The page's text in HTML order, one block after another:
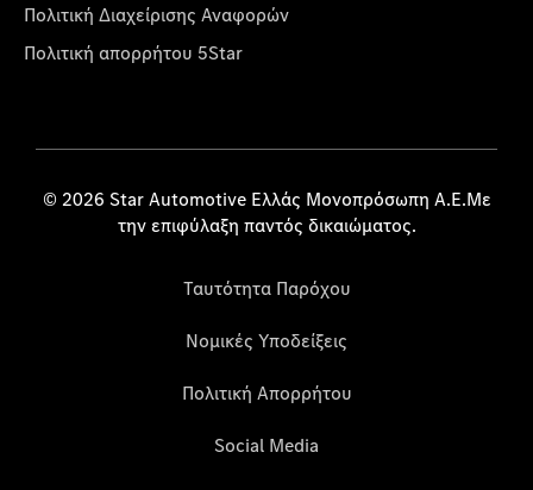
Πολιτική Διαχείρισης Αναφορών
Πολιτική απορρήτου 5Star
© 2026 Star Automotive Ελλάς Μονοπρόσωπη Α.Ε.Με
την επιφύλαξη παντός δικαιώματος.
Ταυτότητα Παρόχου
Νομικές Υποδείξεις
Πολιτική Απορρήτου
Social Media